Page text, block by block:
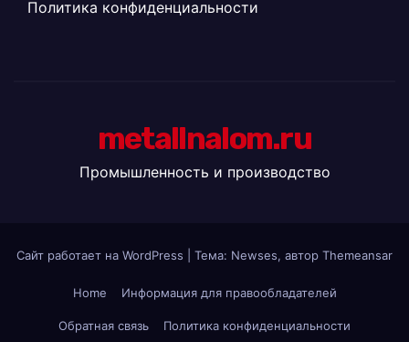
Политика конфиденциальности
metallnalom.ru
Промышленность и производство
Сайт работает на WordPress Тема: Newses, автор Themeansar
Home Информация для правообладателей
Обратная связь Политика конфиденциальности